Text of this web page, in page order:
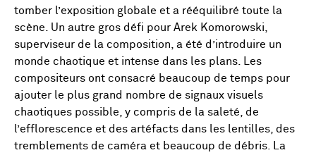
tomber l’exposition globale et a rééquilibré toute la
scène. Un autre gros défi pour Arek Komorowski,
superviseur de la composition, a été d’introduire un
monde chaotique et intense dans les plans. Les
compositeurs ont consacré beaucoup de temps pour
ajouter le plus grand nombre de signaux visuels
chaotiques possible, y compris de la saleté, de
l’efflorescence et des artéfacts dans les lentilles, des
tremblements de caméra et beaucoup de débris. La